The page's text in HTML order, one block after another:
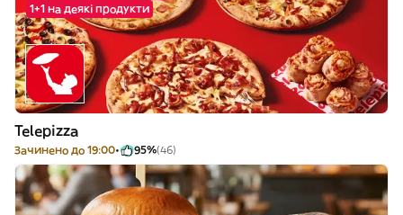
1+1 на деякі продукти
Telepizza
Зачинено до 19:00 95%(46)